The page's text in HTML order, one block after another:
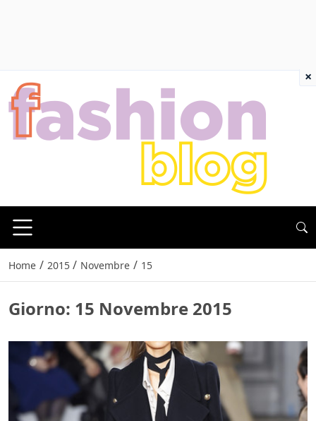
Home / 2015 / Novembre / 15
Giorno: 15 Novembre 2015
×